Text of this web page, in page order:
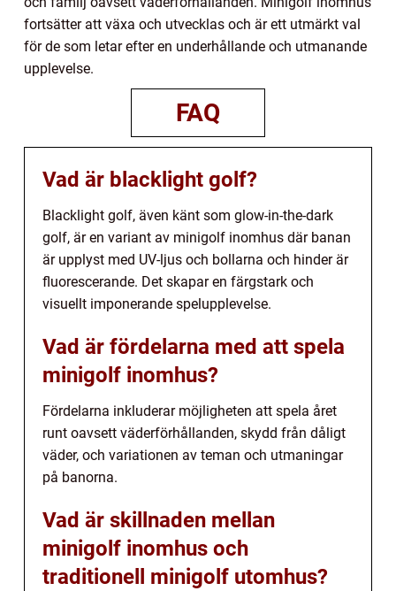
fortsätter att växa och utvecklas och är ett utmärkt val
för de som letar efter en underhållande och utmanande
upplevelse.
FAQ
Vad är blacklight golf?
Blacklight golf, även känt som glow-in-the-dark
golf, är en variant av minigolf inomhus där banan
är upplyst med UV-ljus och bollarna och hinder är
fluorescerande. Det skapar en färgstark och
visuellt imponerande spelupplevelse.
Vad är fördelarna med att spela
minigolf inomhus?
Fördelarna inkluderar möjligheten att spela året
runt oavsett väderförhållanden, skydd från dåligt
väder, och variationen av teman och utmaningar
på banorna.
Vad är skillnaden mellan
minigolf inomhus och
traditionell minigolf utomhus?